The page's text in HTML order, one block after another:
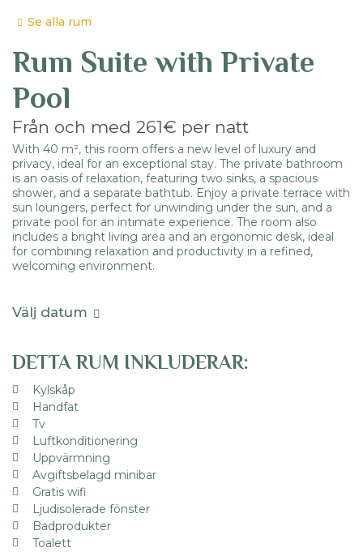
Se alla rum
Rum Suite with Private
Pool
Från och med 261€ per natt
With 40 m², this room offers a new level of luxury and
privacy, ideal for an exceptional stay. The private bathroom
is an oasis of relaxation, featuring two sinks, a spacious
shower, and a separate bathtub. Enjoy a private terrace with
sun loungers, perfect for unwinding under the sun, and a
private pool for an intimate experience. The room also
includes a bright living area and an ergonomic desk, ideal
for combining relaxation and productivity in a refined,
welcoming environment.
Välj datum
DETTA RUM INKLUDERAR:
Kylskåp
Handfat
Tv
Luftkonditionering
Uppvärmning
Avgiftsbelagd minibar
Gratis wifi
Ljudisolerade fönster
Badprodukter
Toalett